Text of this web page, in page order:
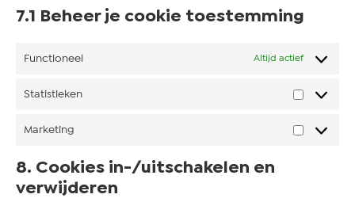
7.1 Beheer je cookie toestemming
Functioneel Altijd actief
Statistieken
Marketing
8. Cookies in-/uitschakelen en
verwijderen